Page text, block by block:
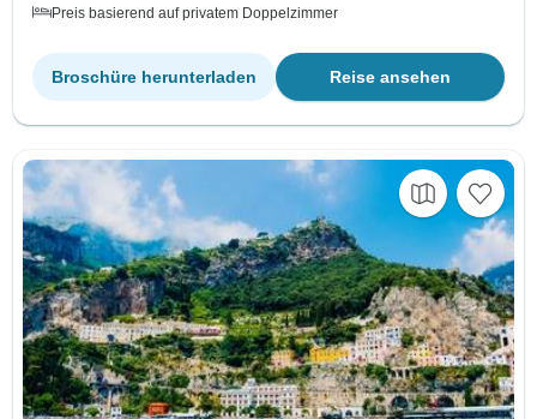
Preis basierend auf privatem Doppelzimmer
Reise ansehen
Broschüre herunterladen